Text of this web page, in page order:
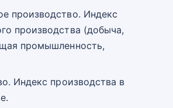
производство. Индекс
производства (добыча,
промышленность,
Индекс производства в